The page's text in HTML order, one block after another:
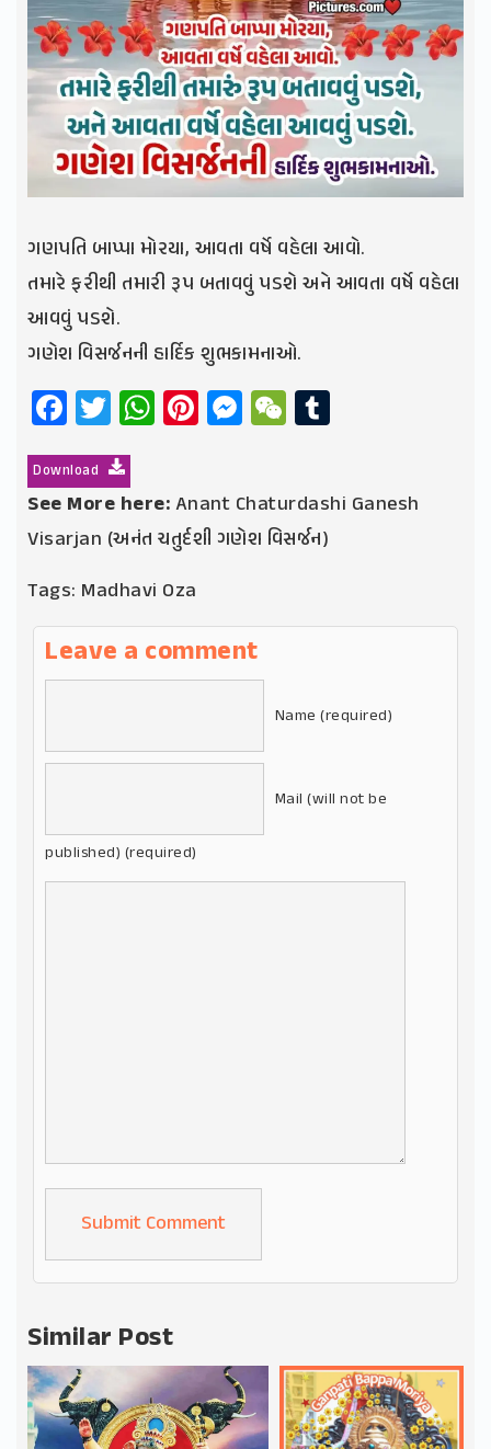
ગણપતિ બાપ્પા મોરયા, આવતા વર્ષે વહેલા આવો.
તમારે ફરીથી તમારી રૂપ બતાવવું પડશે અને આવતા વર્ષે વહેલા
આવવું પડશે.
ગણેશ વિસર્જનની હાર્દિક શુભકામનાઓ.
Facebook
Twitter
WhatsApp
Pinterest
Messenger
WeChat
Download
See More here:Anant Chaturdashi Ganesh
Visarjan (અનંત ચતુર્દશી ગણેશ વિસર્જન)
Tags: Madhavi Oza
Leave a comment
Name (required)
Mail (will not be
published) (required)
Alternative:
Similar Post